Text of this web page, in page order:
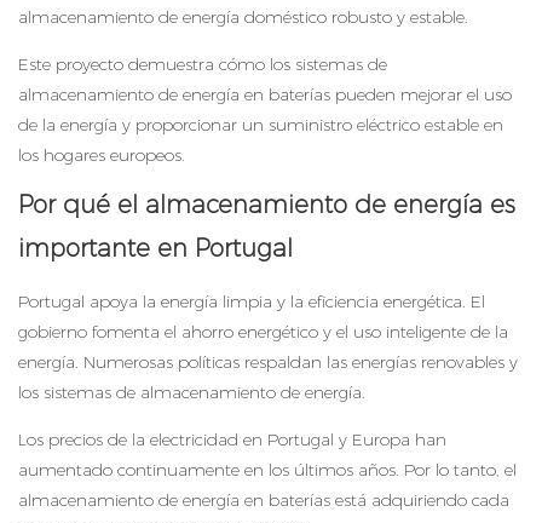
almacenamiento de energía doméstico robusto y estable.
Este proyecto demuestra cómo los sistemas de
almacenamiento de energía en baterías pueden mejorar el uso
de la energía y proporcionar un suministro eléctrico estable en
los hogares europeos.
Por qué el almacenamiento de energía es
importante en Portugal
Portugal apoya la energía limpia y la eficiencia energética. El
gobierno fomenta el ahorro energético y el uso inteligente de la
energía. Numerosas políticas respaldan las energías renovables y
los sistemas de almacenamiento de energía.
Los precios de la electricidad en Portugal y Europa han
aumentado continuamente en los últimos años. Por lo tanto, el
almacenamiento de energía en baterías está adquiriendo cada